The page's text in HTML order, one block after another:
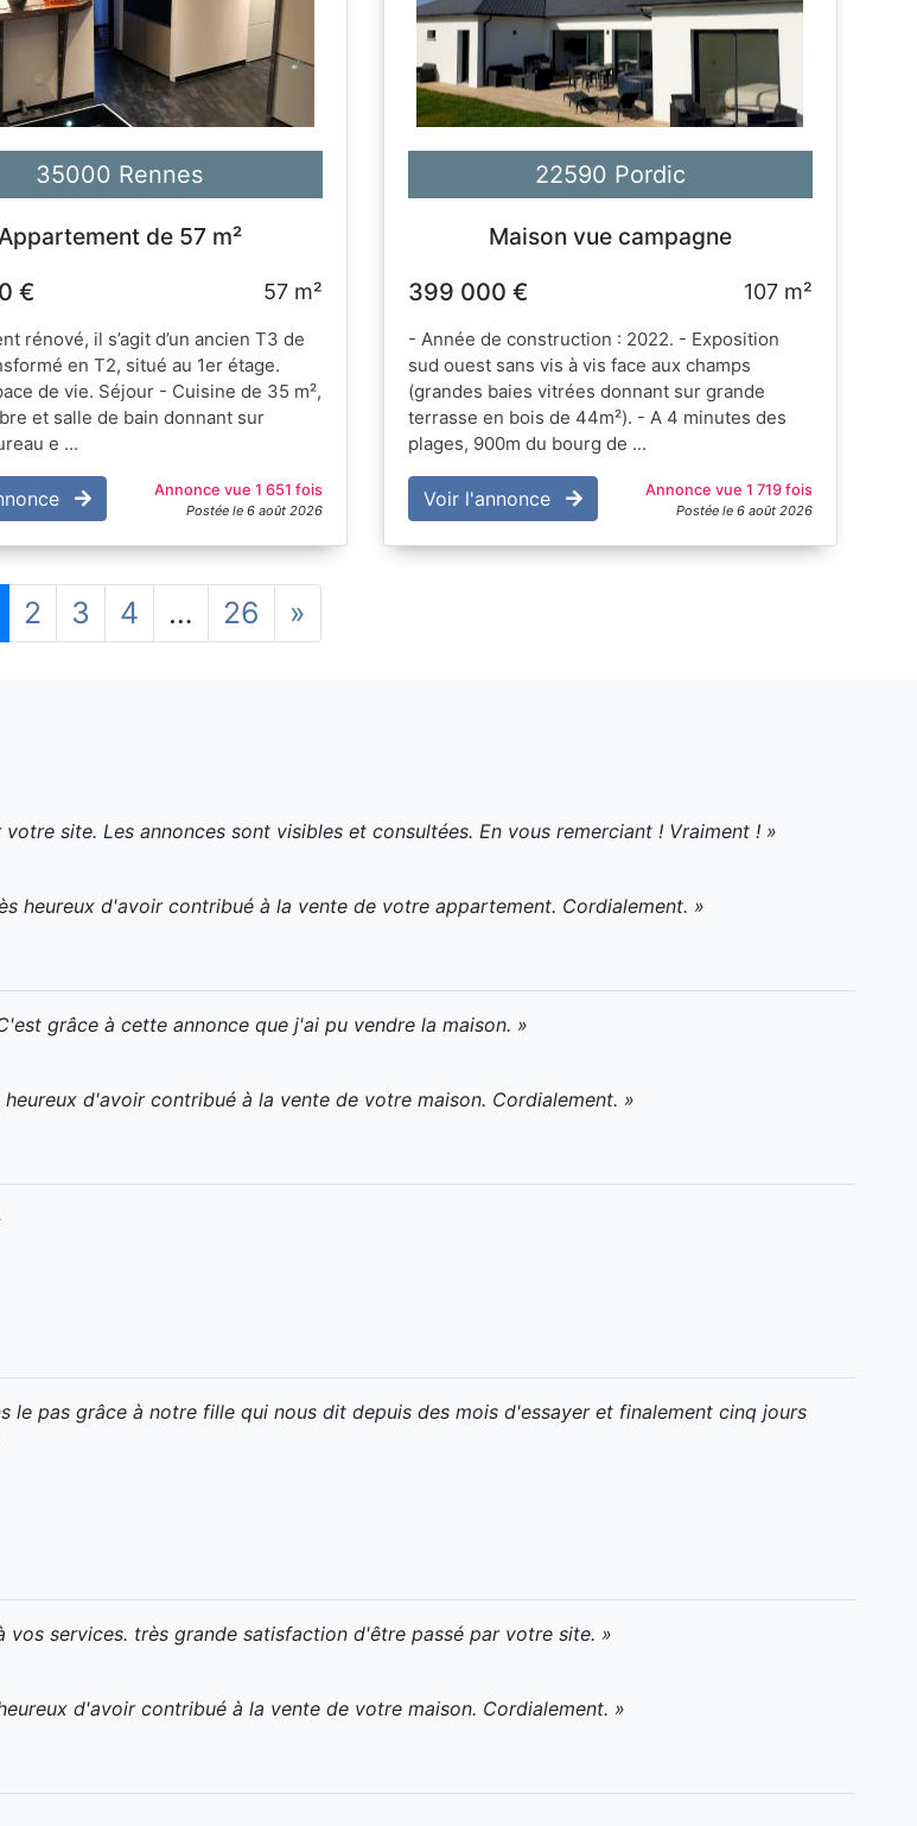
35000 Rennes
de 57 m²
€
57 m²
rénové, il s’agit d’un ancien T3 de
en T2, situé au 1er étage.
de vie. Séjour - Cuisine de 35 m²,
et salle de bain donnant sur
e ...
Annonce vue 1 651 fois
Postée le 6 août 2026
22590 Pordic
Maison vue campagne
399 000 €
107 m²
- Année de construction : 2022. - Exposition
sud ouest sans vis à vis face aux champs
(grandes baies vitrées donnant sur grande
terrasse en bois de 44m²). - A 4 minutes des
plages, 900m du bourg de ...
Voir l'annonce Annonce vue 1 719 fois
Postée le 6 août 2026
2 3 4 … 26 »
site. Les annonces sont visibles et consultées. En vous remerciant ! Vraiment ! »
heureux d'avoir contribué à la vente de votre appartement. Cordialement. »
grâce à cette annonce que j'ai pu vendre la maison. »
d'avoir contribué à la vente de votre maison. Cordialement. »
le pas grâce à notre fille qui nous dit depuis des mois d'essayer et finalement cinq jours
services. très grande satisfaction d'être passé par votre site. »
d'avoir contribué à la vente de votre maison. Cordialement. »